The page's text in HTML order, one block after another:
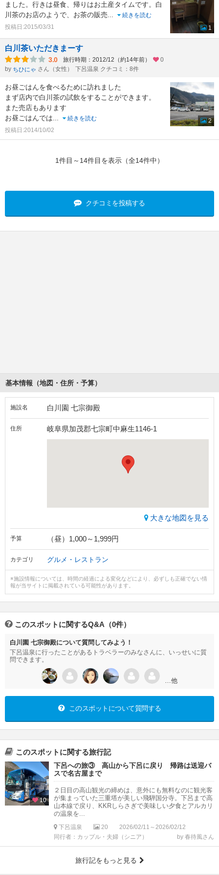
ました。行きは昼食、帰りはお土産タイムです。白
川茶のお店のようで、お茶の販売...
続きを読む
投稿日:2015/03/31
1
白川茶いただきまーす
3.0 旅行時期：2012/12（約14年前）
0
by ちひにゃ さん（女性） 下呂温泉 クチコミ：8件
お昼ごはんを食べるために訪れました
まず店内で白川茶の試飲をすることができます。
また売店もあります
お昼ごはんでは...
続きを読む
投稿日:2014/10/02
2
1件目～14件目を表示（全14件中）
クチコミを投稿する
基本情報（地図・住所・予算）
施設名 白川園 七宗御殿
住所 岐阜県加茂郡七宗町中麻生1146-1
大きな地図を見る
予算 （昼）1,000～1,999円
カテゴリ グルメ・レストラン
※施設情報については、時間の経過による変化などにより、必ずしも正確でない情
報が当サイトに掲載されている可能性があります。
このスポットに関するQ&A（0件）
白川園 七宗御殿について質問してみよう！
下呂温泉に行ったことがあるトラベラーのみなさんに、いっせいに質
問できます。
…他
このスポットについて質問する
このスポットに関する旅行記
10
下呂への旅③ 高山から下呂に戻り 帰路は送迎バ
スで名古屋まで
２日目の高山観光の締めは、意外にも無料なのに観光客
が集まっていた三重塔が美しい飛騨国分寺。下呂まで高
山本線で戻り、KKRしらさぎで美味しい夕食とアルカリ
の温泉を...
下呂温泉 20
2026/02/11～2026/02/12
同行者：カップル・夫婦（シニア）
by 春待風さん
旅行記をもっと見る